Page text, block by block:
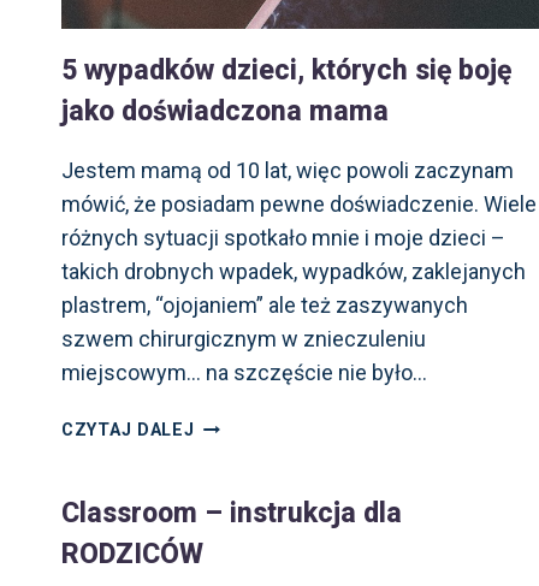
5 wypadków dzieci, których się boję
jako doświadczona mama
Jestem mamą od 10 lat, więc powoli zaczynam
mówić, że posiadam pewne doświadczenie. Wiele
różnych sytuacji spotkało mnie i moje dzieci –
takich drobnych wpadek, wypadków, zaklejanych
plastrem, “ojojaniem” ale też zaszywanych
szwem chirurgicznym w znieczuleniu
miejscowym… na szczęście nie było…
CZYTAJ DALEJ 5
KTÓRYCH SIĘ
JAKO
Classroom – instrukcja dla
RODZICÓW